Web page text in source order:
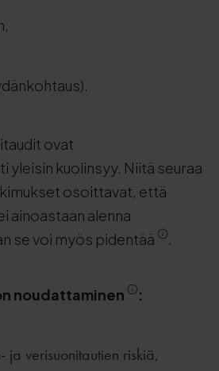
ovat
yleisin kuolinsyy. Niitä seuraa
osoittavat, että
ainoastaan alenna
se voi myös pidentää
.
noudattaminen :
ja verisuonitautien riskiä,